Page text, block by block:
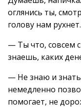
оглянись ты,
голову нам
— Ты что, совсем
знаешь, каких
— Не знаю и знать
немедленно
помогает, не